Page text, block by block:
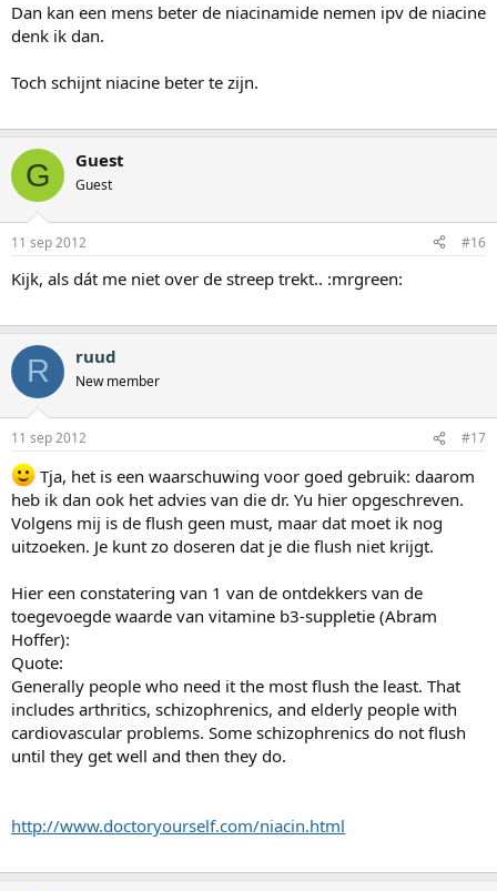
Dan kan een mens beter de niacinamide nemen ipv de niacine
denk ik dan.
Toch schijnt niacine beter te zijn.
G Guest
Guest
11 sep 2012 #16
Kijk, als dát me niet over de streep trekt.. :mrgreen:
R ruud
New member
11 sep 2012 #17
Tja, het is een waarschuwing voor goed gebruik: daarom
heb ik dan ook het advies van die dr. Yu hier opgeschreven.
Volgens mij is de flush geen must, maar dat moet ik nog
uitzoeken. Je kunt zo doseren dat je die flush niet krijgt.
Hier een constatering van 1 van de ontdekkers van de
toegevoegde waarde van vitamine b3-suppletie (Abram
Hoffer):
Quote:
Generally people who need it the most flush the least. That
includes arthritics, schizophrenics, and elderly people with
cardiovascular problems. Some schizophrenics do not flush
until they get well and then they do.
http://www.doctoryourself.com/niacin.html